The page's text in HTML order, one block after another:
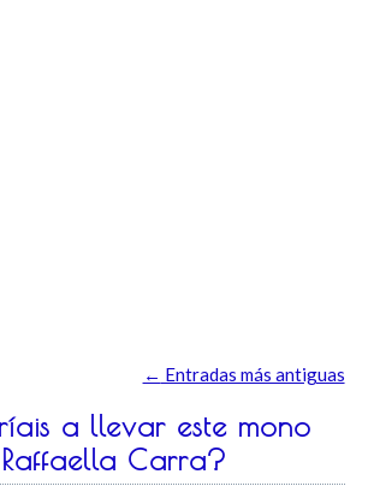
← Entradas más antiguas
a llevar este mono
Carra?